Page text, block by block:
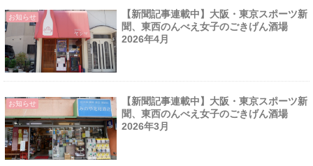
お知らせ
【新聞記事連載中】大阪・東京スポーツ新
聞、東西のんべえ女子のごきげん酒場
2026年4月
お知らせ
【新聞記事連載中】大阪・東京スポーツ新
聞、東西のんべえ女子のごきげん酒場
2026年3月